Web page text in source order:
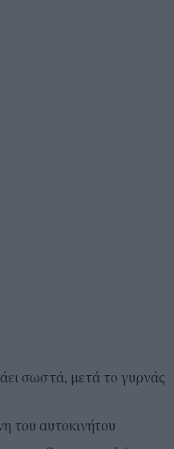
σωστά, μετά το γυρνάς
του αυτοκινήτου